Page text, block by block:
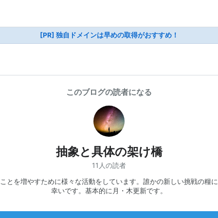
[PR] 独自ドメインは早めの取得がおすすめ！
このブログの読者になる
抽象と具体の架け橋
11人の読者
とを増やすために様々な活動をしています。誰かの新しい挑戦の糧
幸いです。基本的に月・木更新です。